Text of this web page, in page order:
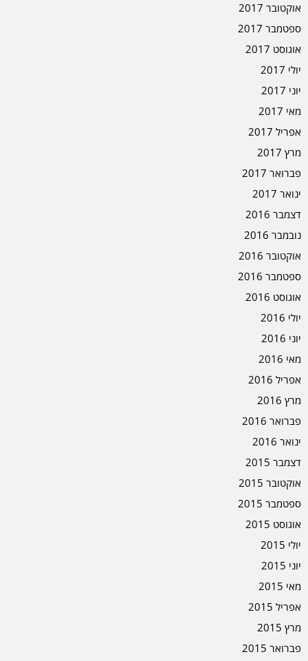
אוקטובר 2017
ספטמבר 2017
אוגוסט 2017
יולי 2017
יוני 2017
מאי 2017
אפריל 2017
מרץ 2017
פברואר 2017
ינואר 2017
דצמבר 2016
נובמבר 2016
אוקטובר 2016
ספטמבר 2016
אוגוסט 2016
יולי 2016
יוני 2016
מאי 2016
אפריל 2016
מרץ 2016
פברואר 2016
ינואר 2016
דצמבר 2015
אוקטובר 2015
ספטמבר 2015
אוגוסט 2015
יולי 2015
יוני 2015
מאי 2015
אפריל 2015
מרץ 2015
פברואר 2015